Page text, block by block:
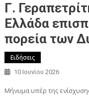
Γ.
Ελλάδα
πορεία των
Ειδήσεις
10 Ιουνίου 2026
Μήνυμα υπέρ της